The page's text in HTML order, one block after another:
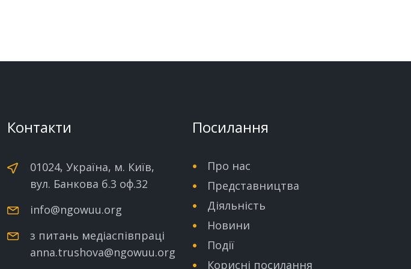
Контакти
01024, Україна, м. Київ,
вул. Банкова б.3 оф.32
info@ngowuu.org
з питань медіаспівпраці
anna.trushova@ngowuu.org
Посилання
Про нас
Представництва
Діяльність
Новини
Події
Корисні посилання